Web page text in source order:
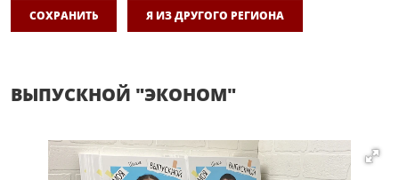
СОХРАНИТЬ Я ИЗ ДРУГОГО РЕГИОНА
ВЫПУСКНОЙ "ЭКОНОМ"